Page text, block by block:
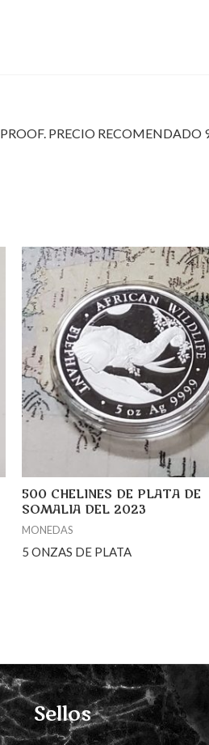
PROOF. PRECIO RECOMENDADO
500 CHELINES DE PLATA DE
SOMALIA DEL 2023
MONEDAS
5 ONZAS DE PLATA
Sellos